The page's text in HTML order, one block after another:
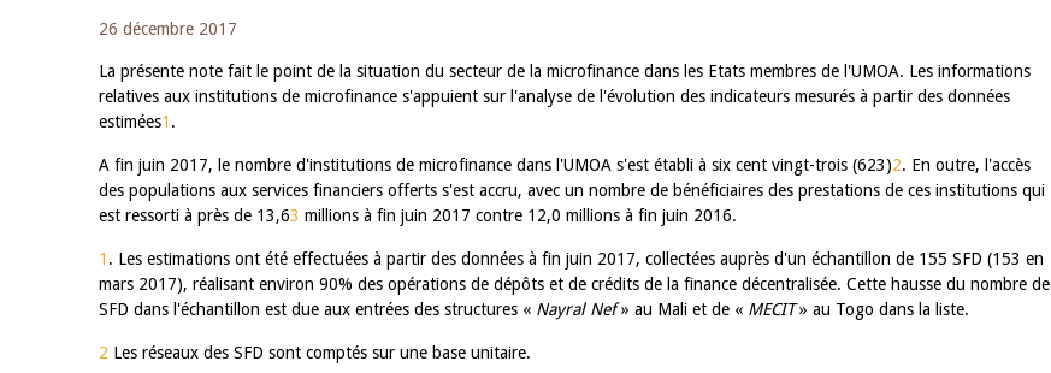
26 décembre 2017
La présente note fait le point de la situation du secteur de la microfinance dans les Etats membres de l'UMOA. Les informations
relatives aux institutions de microfinance s'appuient sur l'analyse de l'évolution des indicateurs mesurés à partir des données
estimées1 .
A fin juin 2017, le nombre d'institutions de microfinance dans l'UMOA s'est établi à six cent vingt-trois (623)2. En outre, l'accès
des populations aux services financiers offerts s'est accru, avec un nombre de bénéficiaires des prestations de ces institutions qui
est ressorti à près de 13,63 millions à fin juin 2017 contre 12,0 millions à fin juin 2016.
1 . Les estimations ont été effectuées à partir des données à fin juin 2017, collectées auprès d'un échantillon de 155 SFD (153 en
mars 2017), réalisant environ 90% des opérations de dépôts et de crédits de la finance décentralisée. Cette hausse du nombre de
SFD dans l'échantillon est due aux entrées des structures « Nayral Nef» au Mali et de « MECIT» au Togo dans la liste.
2 Les réseaux des SFD sont comptés sur une base unitaire.